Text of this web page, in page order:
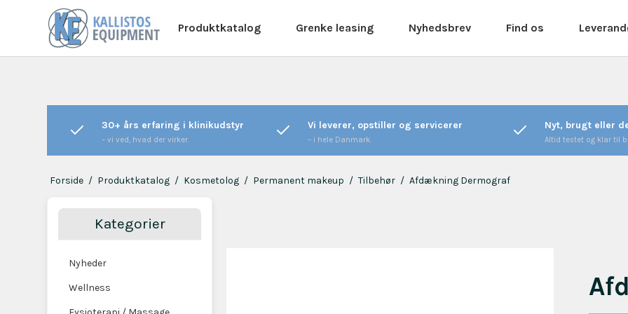
Produktkatalog Grenke leasing Nyhedsbrev Find os
30+ års erfaring i klinikudstyr
– vi ved, hvad der virker.
Vi leverer, opstiller og servicerer
– i hele Danmark.
Nyt, brugt eller
Altid testet og klar til
Forside / Produktkatalog / Kosmetolog / Permanent makeup / Tilbehør / Afdækning Dermograf
Kategorier
Nyheder
Wellness